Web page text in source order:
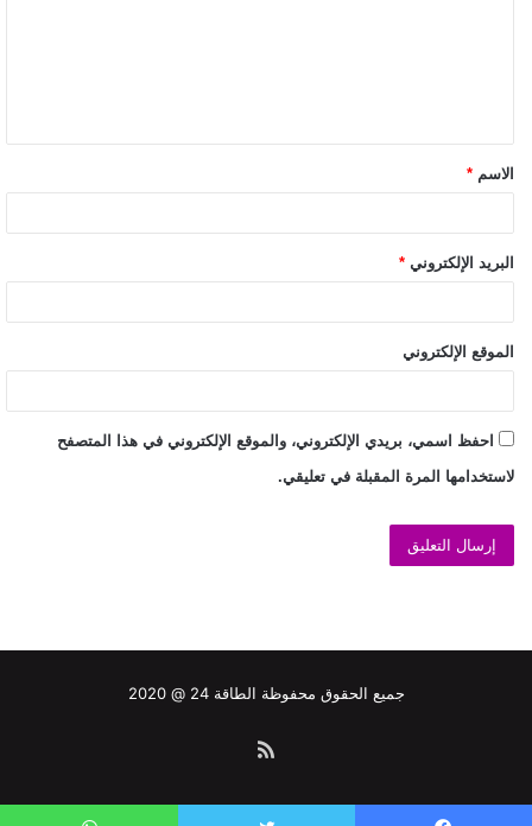
الاسم *
البريد الإلكتروني *
الموقع الإلكتروني
احفظ اسمي، بريدي الإلكتروني، والموقع الإلكتروني في هذا المتصفح
لاستخدامها المرة المقبلة في تعليقي.
جميع الحقوق محفوظة الطاقة 24 @ 2020
ملخص
الموقع